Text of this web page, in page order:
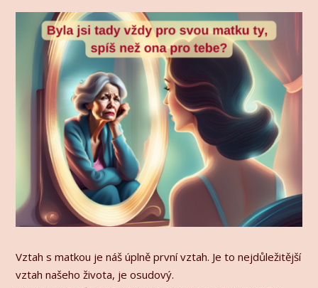
Vztah s matkou je náš úplně první vztah. Je to nejdůležitější
vztah našeho života, je osudový.